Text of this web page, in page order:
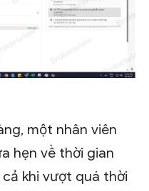
một nhân viên
hẹn về thời gian
khi vượt quá thời